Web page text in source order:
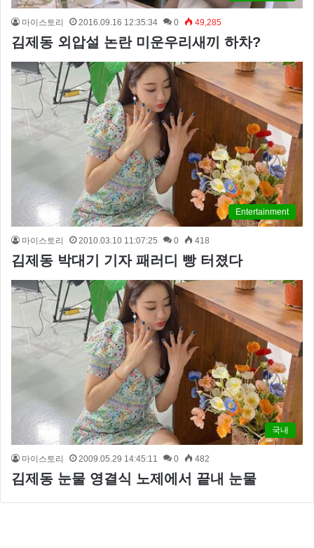
마이스토리 2016.09.16 12:35:34 0 49,285
김제동 외압설 논란 미운우리새끼 하차?
Entertainment
마이스토리 2010.03.10 11:07:25 0 418
김제동 박대기 기자 패러디 빵 터졌다
국내
마이스토리 2009.05.29 14:45:11 0 482
김제동 눈물 영결식 노제에서 끝내 눈물